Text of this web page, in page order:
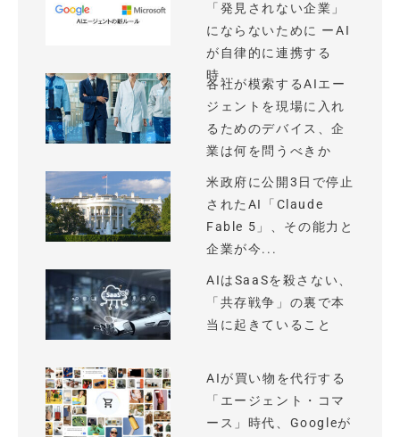
「発見されない企業」
にならないために ーAI
が自律的に連携する
時...
各社が模索するAIエー
ジェントを現場に入れ
るためのデバイス、企
業は何を問うべきか
米政府に公開3日で停止
されたAI「Claude
Fable 5」、その能力と
企業が今...
AIはSaaSを殺さない、
「共存戦争」の裏で本
当に起きていること
AIが買い物を代行する
「エージェント・コマ
ース」時代、Googleが